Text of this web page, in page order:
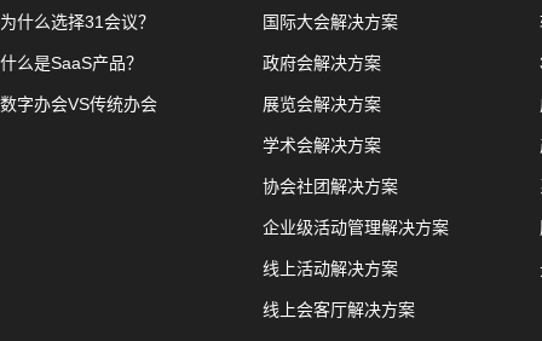
为什么选择31会议？
什么是SaaS产品？
数字办会VS传统办会
国际大会解决方案
政府会解决方案
展览会解决方案
学术会解决方案
协会社团解决方案
企业级活动管理解决方案
线上活动解决方案
线上会客厅解决方案